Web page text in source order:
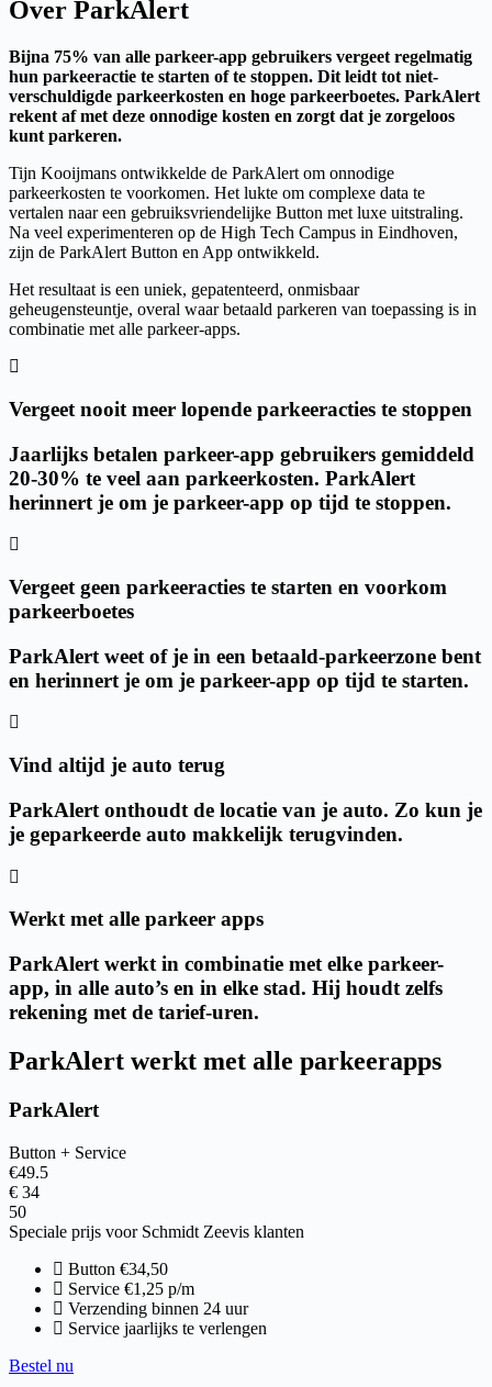
Over ParkAlert
Bijna 75% van alle parkeer-app gebruikers vergeet regelmatig
hun parkeeractie te starten of te stoppen. Dit leidt tot niet-
verschuldigde parkeerkosten en hoge parkeerboetes. ParkAlert
rekent af met deze onnodige kosten en zorgt dat je zorgeloos
kunt parkeren.
Tijn Kooijmans ontwikkelde de ParkAlert om onnodige
parkeerkosten te voorkomen. Het lukte om complexe data te
vertalen naar een gebruiksvriendelijke Button met luxe uitstraling.
Na veel experimenteren op de High Tech Campus in Eindhoven,
zijn de ParkAlert Button en App ontwikkeld.
Het resultaat is een uniek, gepatenteerd, onmisbaar
geheugensteuntje, overal waar betaald parkeren van toepassing is in
combinatie met alle parkeer-apps.
Vergeet nooit meer lopende parkeeracties te stoppen
Jaarlijks betalen parkeer-app gebruikers gemiddeld
20-30% te veel aan parkeerkosten. ParkAlert
herinnert je om je parkeer-app op tijd te stoppen.
Vergeet geen parkeeracties te starten en voorkom
parkeerboetes
ParkAlert weet of je in een betaald-parkeerzone bent
en herinnert je om je parkeer-app op tijd te starten.
Vind altijd je auto terug
ParkAlert onthoudt de locatie van je auto. Zo kun je
je geparkeerde auto makkelijk terugvinden.
Werkt met alle parkeer apps
ParkAlert werkt in combinatie met elke parkeer-
app, in alle auto’s en in elke stad. Hij houdt zelfs
rekening met de tarief-uren.
ParkAlert werkt met alle parkeerapps
ParkAlert
Button + Service
€49.5
€ 34
50
Speciale prijs voor Schmidt Zeevis klanten
Button €34,50
Service €1,25 p/m
Verzending binnen 24 uur
Service jaarlijks te verlengen
Bestel nu